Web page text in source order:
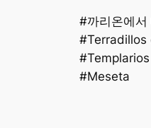
#까리온에서
#Terradillos
#Templarios
#Meseta